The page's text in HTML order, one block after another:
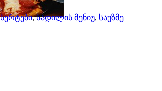
,სადილის მენიუ, საუზმე